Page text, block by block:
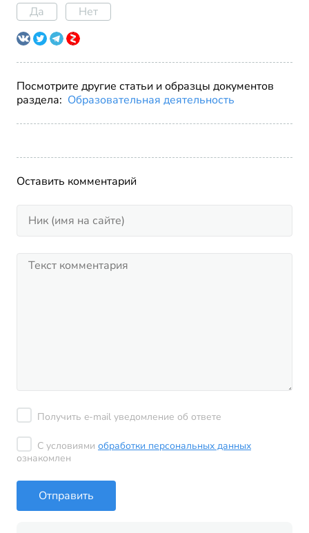
Да
Нет
Посмотрите другие статьи и образцы документов
раздела: Образовательная деятельность
Оставить комментарий
Получить e-mail уведомление об ответе
С условиями обработки персональных данных
ознакомлен
Отправить